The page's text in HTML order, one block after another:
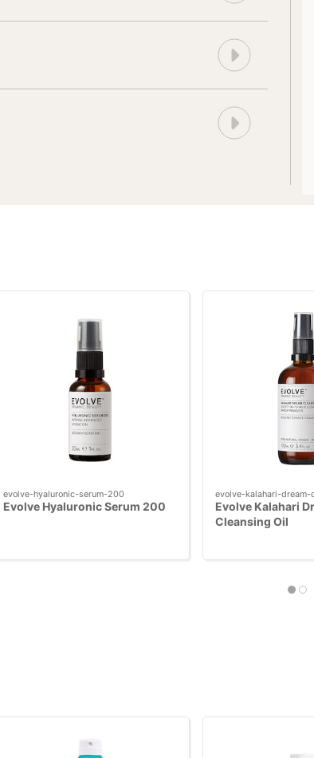
evolve-hyaluronic-serum-200
Evolve Hyaluronic Serum 200
evolve-kalahari-dream-
Evolve Kalahari
Cleansing Oil